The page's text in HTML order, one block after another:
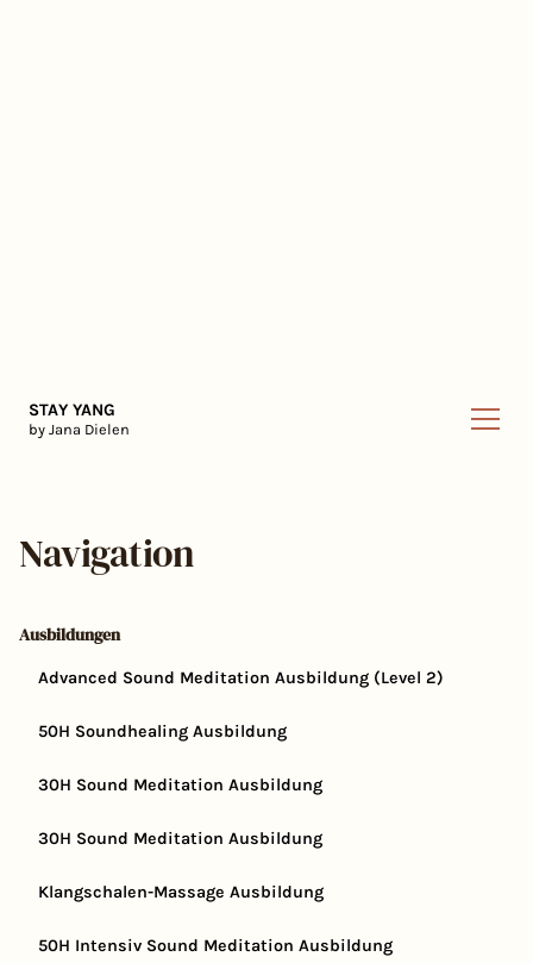
STAY YANG
by Jana Dielen
Navigation
Ausbildungen
Advanced Sound Meditation Ausbildung (Level 2)
50H Soundhealing Ausbildung
30H Sound Meditation Ausbildung
30H Sound Meditation Ausbildung
Klangschalen-Massage Ausbildung
50H Intensiv Sound Meditation Ausbildung